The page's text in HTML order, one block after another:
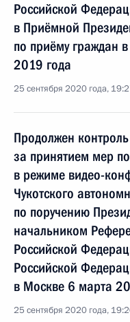
Российской
в Приёмной
по приёму граждан
2019 года
25 сентября 2020 года,
Продолжен
за принятием мер
в режиме видео-
Чукотского
по поручению
начальником
Российской
Российской
в Москве 6 марта
25 сентября 2020 года,